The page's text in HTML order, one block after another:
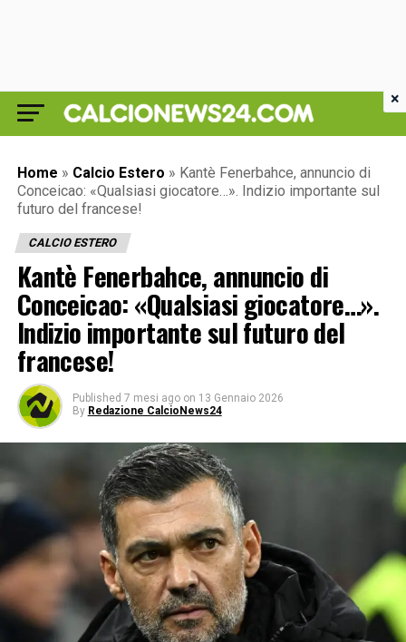
Home » Calcio Estero » Kantè Fenerbahce, annuncio di
Conceicao: «Qualsiasi giocatore…». Indizio importante sul
futuro del francese!
CALCIO ESTERO
Kantè Fenerbahce, annuncio di
Conceicao: «Qualsiasi giocatore…».
Indizio importante sul futuro del
francese!
Published 7 mesi ago on 13 Gennaio 2026
By Redazione CalcioNews24
×